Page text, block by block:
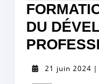
DU
21 juin 2024 21|